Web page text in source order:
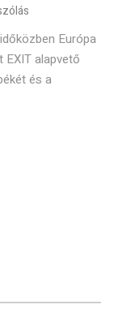
Európa
EXIT alapvető
és a